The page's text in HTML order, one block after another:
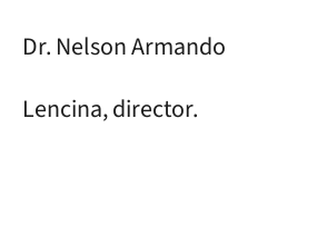
Dr. Nelson Armando
Lencina, director.